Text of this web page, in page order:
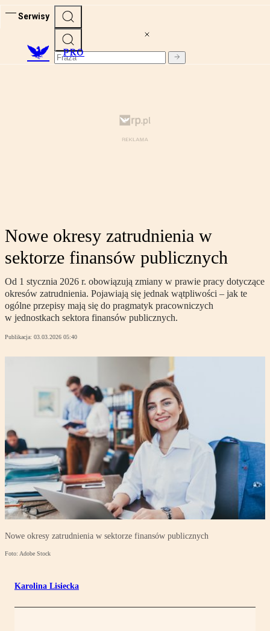
Serwisy
PRO
Nowe okresy zatrudnienia w
sektorze finansów publicznych
Od 1 stycznia 2026 r. obowiązują zmiany w prawie pracy dotyczące
okresów zatrudnienia. Pojawiają się jednak wątpliwości – jak te
ogólne przepisy mają się do pragmatyk pracowniczych
w jednostkach sektora finansów publicznych.
Publikacja: 03.03.2026 05:40
Nowe okresy zatrudnienia w sektorze finansów publicznych
Foto: Adobe Stock
Karolina Lisiecka